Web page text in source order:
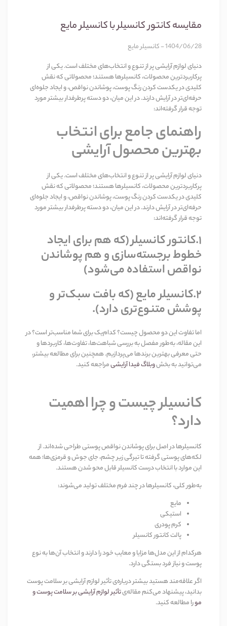
مقایسه کانتور کانسیلر با کانسیلر مایع
1404/06/28 - کانسیلر مایع
دنیای لوازم آرایشی پر از تنوع و انتخاب‌های مختلف است. یکی از
پرکاربردترین محصولات، کانسیلرها هستند؛ محصولاتی که نقش
کلیدی در یکدست کردن رنگ پوست، پوشاندن نواقص، و ایجاد جلوه‌ای
حرفه‌ای‌تر در آرایش دارند. در این میان، دو دسته پرطرفدار بیشتر مورد
توجه قرار گرفته‌اند:
راهنمای جامع برای انتخاب
بهترین محصول آرایشی
دنیای لوازم آرایشی پر از تنوع و انتخاب‌های مختلف است. یکی از
پرکاربردترین محصولات، کانسیلرها هستند؛ محصولاتی که نقش
کلیدی در یکدست کردن رنگ پوست، پوشاندن نواقص، و ایجاد جلوه‌ای
حرفه‌ای‌تر در آرایش دارند. در این میان، دو دسته پرطرفدار بیشتر مورد
توجه قرار گرفته‌اند:
1.کانتور کانسیلر (که هم برای ایجاد
خطوط برجسته‌سازی و هم پوشاندن
نواقص استفاده می‌شود)
2.کانسیلر مایع
(که بافت سبک‌تر و
پوشش متنوع‌تری دارد).
اما تفاوت این دو محصول چیست؟ کدام‌یک برای شما مناسب‌تر است؟ در
این مقاله، به‌طور مفصل به بررسی شباهت‌ها، تفاوت‌ها، کاربردها و
حتی معرفی بهترین برندها می‌پردازیم. همچنین برای مطالعه بیشتر،
می‌توانید به بخشوبلاگ فیدا آرایشیمراجعه کنید.
کانسیلر چیست و چرا اهمیت
دارد؟
کانسیلرها در اصل برای پوشاندن نواقص پوستی طراحی شده‌اند. از
لکه‌های پوستی گرفته تا تیرگی زیر چشم، جای جوش و قرمزی‌ها؛ همه
این موارد با انتخاب درست کانسیلر قابل محو شدن هستند.
به‌طور کلی، کانسیلرها در چند فرم مختلف تولید می‌شوند:
مایع
استیکی
کرم پودری
پالت کانتور کانسیلر
هرکدام از این مدل‌ها مزایا و معایب خود را دارند و انتخاب آن‌ها به نوع
پوست و نیاز فرد بستگی دارد.
اگر علاقه‌مند هستید بیشتر درباره‌ی تأثیر لوازم آرایشی بر سلامت پوست
بدانید، پیشنهاد می‌کنم مقاله‌یتأثیر لوازم آرایشی بر سلامت پوست و
مورا مطالعه کنید.